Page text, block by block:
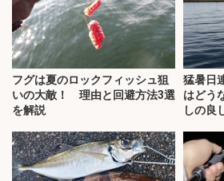
フグは夏のロックフィッシュ狙
いの大敵！ 理由と回避方法3選
を解説
猛暑日
はどう
しの良